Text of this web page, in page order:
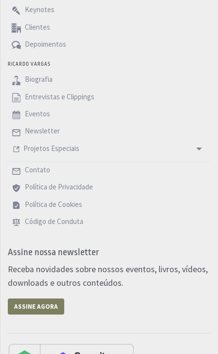
Keynotes
Clientes
Depoimentos
RICARDO VARGAS
Biografia
Entrevistas e Clippings
Eventos
Newsletter
Projetos Especiais
Contato
Política de Privacidade
Política de Cookies
Código de Conduta
Assine nossa newsletter
Receba novidades sobre nossos eventos, livros, vídeos,
downloads e outros conteúdos.
ASSINE AGORA